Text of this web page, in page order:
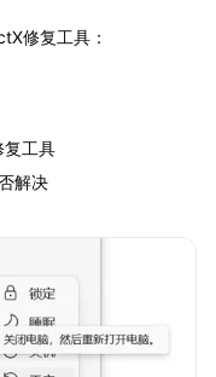
修复工具：
复工具
解决